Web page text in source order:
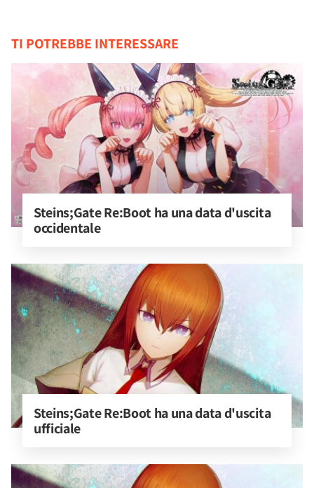
TI POTREBBE INTERESSARE
Steins;Gate Re:Boot ha una data d'uscita
occidentale
Steins;Gate Re:Boot ha una data d'uscita
ufficiale